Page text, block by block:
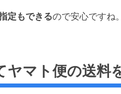
定もできるので安心ですね。
ヤマト便の送料